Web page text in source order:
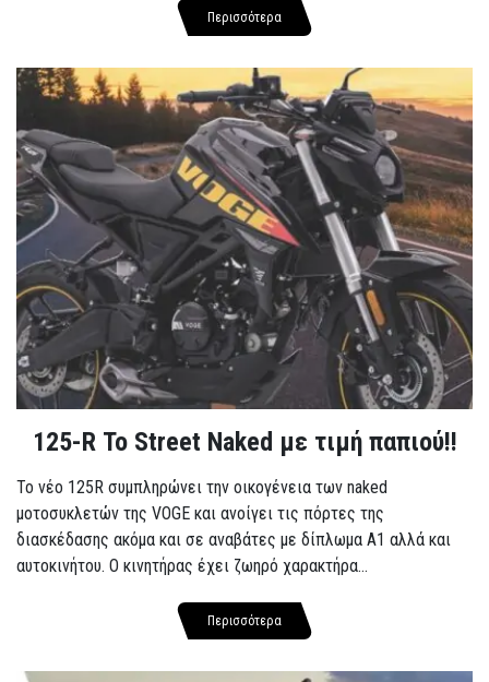
Περισσότερα
125-R Το Street Naked με τιμή παπιού!!
Το νέο 125R συμπληρώνει την οικογένεια των naked
μοτοσυκλετών της VOGE και ανοίγει τις πόρτες της
διασκέδασης ακόμα και σε αναβάτες με δίπλωμα A1 αλλά και
αυτοκινήτου. Ο κινητήρας έχει ζωηρό χαρακτήρα...
Περισσότερα